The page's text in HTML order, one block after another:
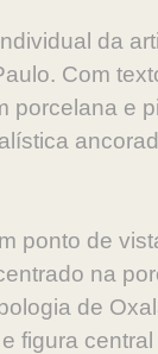
da
Com
porcelana e
ponto de
na
de
figura